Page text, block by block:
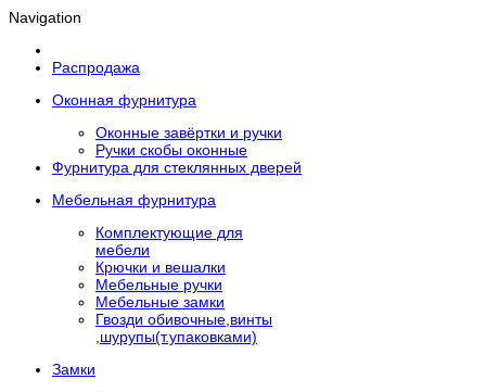
Navigation
Распродажа
Оконная фурнитура
Оконные завёртки и ручки
Ручки скобы оконные
Фурнитура для стеклянных дверей
Мебельная фурнитура
Комплектующие для
мебели
Крючки и вешалки
Мебельные ручки
Мебельные замки
Гвозди обивочные,винты
,шурупы(т.упаковками)
Замки